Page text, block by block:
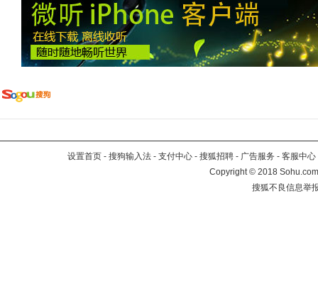
设置首页 - 搜狗输入法 - 支付中心 - 搜狐招聘 - 广告服务 - 客服中心
Copyright©2018
搜狐不良信息举